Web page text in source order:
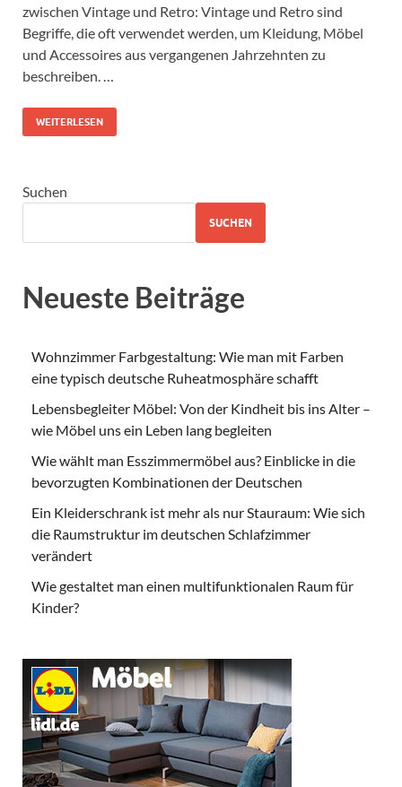
zwischen Vintage und Retro: Vintage und Retro sind
Begriffe, die oft verwendet werden, um Kleidung, Möbel
und Accessoires aus vergangenen Jahrzehnten zu
beschreiben. …
WEITERLESEN
Suchen
SUCHEN
Neueste Beiträge
Wohnzimmer Farbgestaltung: Wie man mit Farben
eine typisch deutsche Ruheatmosphäre schafft
Lebensbegleiter Möbel: Von der Kindheit bis ins Alter –
wie Möbel uns ein Leben lang begleiten
Wie wählt man Esszimmermöbel aus? Einblicke in die
bevorzugten Kombinationen der Deutschen
Ein Kleiderschrank ist mehr als nur Stauraum: Wie sich
die Raumstruktur im deutschen Schlafzimmer
verändert
Wie gestaltet man einen multifunktionalen Raum für
Kinder?